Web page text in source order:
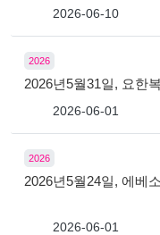
2026-06-10
2026
2026년5월31일, 요한
2026-06-01
2026
2026년5월24일, 에베
2026-06-01